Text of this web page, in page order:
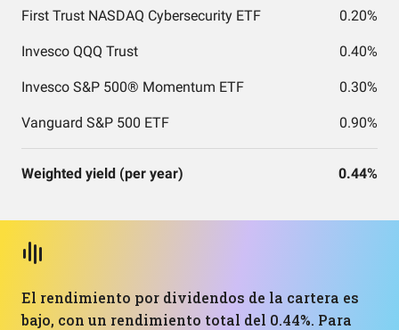
First Trust NASDAQ Cybersecurity ETF 0.20%
Invesco QQQ Trust 0.40%
Invesco S&P 500® Momentum ETF 0.30%
Vanguard S&P 500 ETF 0.90%
Weighted yield (per year) 0.44%
El rendimiento por dividendos de la cartera es
bajo, con un rendimiento total del 0.44%. Para